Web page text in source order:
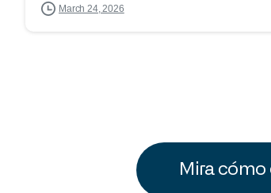
March 24, 2026
Mira